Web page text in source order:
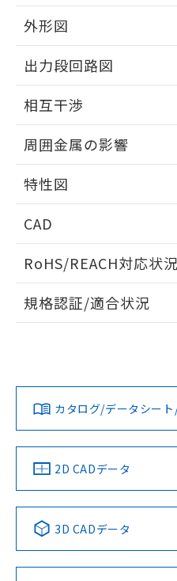
外形図
外形図
出力段回路図
出力段回路図
タイムチャート
相互干渉
相互干渉
A: 20mm以上、B: 15mm以上
周囲金属の影響
周囲金属の影響
上、n: 12mm以上
特性図
検出物体の大きさと材質によ
検出領域
CAD
ドすることができます。
ログイ
ダウンロードデータをご利用
みください。
ソフトウェアの使用条件
RoHS/REACH対応状況
EU RoHS 注意事項・凡
対応済み
中国 RoHS 注意事項・凡
Pb Hg
規格認証/適合状況
LR型式承認
（イギリス
船舶規格）
DNV型式承
（ノルウェ
No No
この製品
その他の認証はこち
カタログ/データシー
2D CADデータ
3D CADデータ
指します。
51物質の非含有証明
※本証明書は発行日時
るもので、過去に遡
ものではありません。
また、RoHS指令の
荷製品に未対応品が
欄に対応日を記載し
既に当社にて対応品
り、2022年1月12日
す。